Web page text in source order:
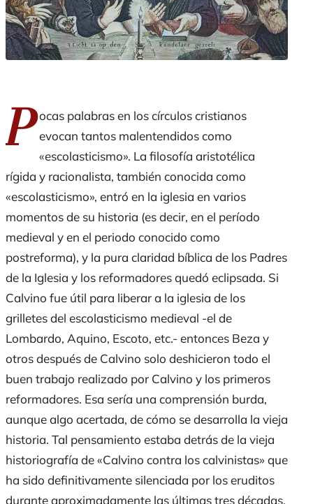
P ocas palabras en los círculos cristianos
evocan tantos malentendidos como
«escolasticismo». La filosofía aristotélica
rígida y racionalista, también conocida como
«escolasticismo», entró en la iglesia en varios
momentos de su historia (es decir, en el período
medieval y en el periodo conocido como
postreforma), y la pura claridad bíblica de los Padres
de la Iglesia y los reformadores quedó eclipsada. Si
Calvino fue útil para liberar a la iglesia de los
grilletes del escolasticismo medieval -el de
Lombardo, Aquino, Escoto, etc.- entonces Beza y
otros después de Calvino solo deshicieron todo el
buen trabajo realizado por Calvino y los primeros
reformadores. Esa sería una comprensión burda,
aunque algo acertada, de cómo se desarrolla la vieja
historia. Tal pensamiento estaba detrás de la vieja
historiografía de «Calvino contra los calvinistas» que
ha sido definitivamente silenciada por los eruditos
durante aproximadamente las últimas tres décadas.